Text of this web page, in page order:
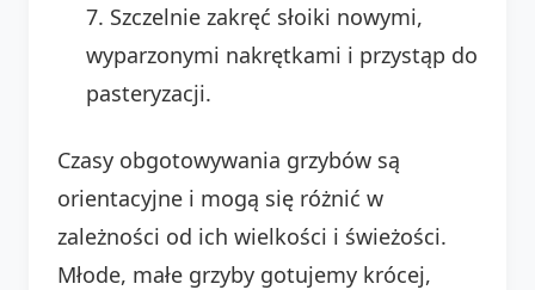
Szczelnie zakręć słoiki nowymi,
wyparzonymi nakrętkami i przystąp do
pasteryzacji.
Czasy obgotowywania grzybów są
orientacyjne i mogą się różnić w
zależności od ich wielkości i świeżości.
Młode, małe grzyby gotujemy krócej,